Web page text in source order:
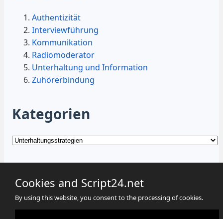
Authentizität
Interviewführung
Kommunikation
Radiomoderator
Unterhaltung und Information
Zuhörerbindung
Kategorien
Kategorien
Cookies Datenschutz Impressum
Cookies and Script24.net
By using this website, you consent to the processing of cookies.